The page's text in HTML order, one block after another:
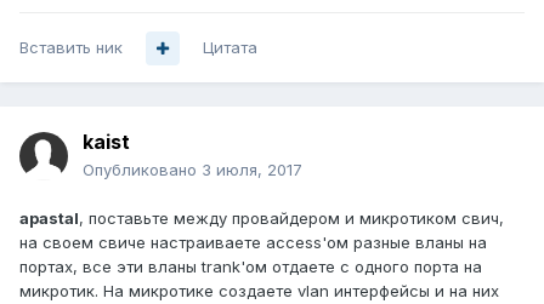
Вставить ник Цитата
kaist
Опубликовано 3 июля, 2017
apastal, поставьте между провайдером и микротиком свич,
на своем свиче настраиваете access'ом разные вланы на
портах, все эти вланы trank'ом отдаете с одного порта на
микротик. На микротике создаете vlan интерфейсы и на них